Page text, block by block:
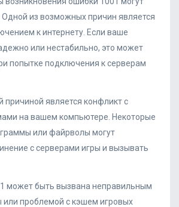
из возможных причин является
к интернету. Если ваше
или нестабильно, это может
попытке подключения к серверам
является конфликт с
на вашем компьютере. Некоторые
или файрволы могут
с серверами игры и вызывать
может быть вызвана неправильным
или проблемой с кэшем игровых